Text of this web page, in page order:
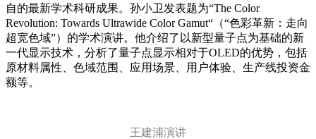
自的最新学术科研成果。孙小卫发表题为“The Color
Revolution: Towards Ultrawide Color Gamut“（“色彩革新：走向
超宽色域”）的学术演讲。他介绍了以新型量子点为基础的新
一代显示技术，分析了量子点显示相对于OLED的优势，包括
原材料属性、色域范围、应用场景、用户体验、生产线投资金
额等。
王建浦演讲